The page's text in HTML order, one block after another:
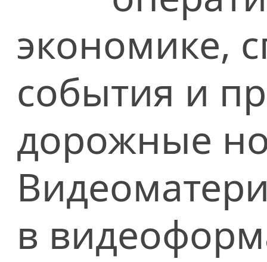
экономике,
события и
дорожные
в